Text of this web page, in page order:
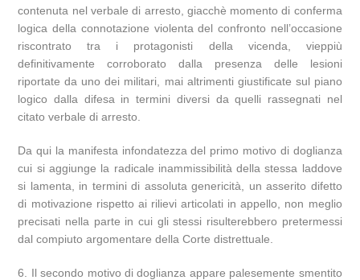
contenuta nel verbale di arresto, giacchè momento di conferma
logica della connotazione violenta del confronto nell’occasione
riscontrato tra i protagonisti della vicenda, vieppiù
definitivamente corroborato dalla presenza delle lesioni
riportate da uno dei militari, mai altrimenti giustificate sul piano
logico dalla difesa in termini diversi da quelli rassegnati nel
citato verbale di arresto.
Da qui la manifesta infondatezza del primo motivo di doglianza
cui si aggiunge la radicale inammissibilità della stessa laddove
si lamenta, in termini di assoluta genericità, un asserito difetto
di motivazione rispetto ai rilievi articolati in appello, non meglio
precisati nella parte in cui gli stessi risulterebbero pretermessi
dal compiuto argomentare della Corte distrettuale.
6. Il secondo motivo di doglianza appare palesemente smentito